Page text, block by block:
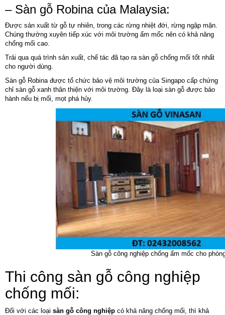
– Sàn gỗ Robina của Malaysia:
Được sản xuất từ gỗ tự nhiên, trong các rừng nhiệt đới, rừng ngập mặn.
Chúng thường xuyên tiếp xúc với môi trường ẩm mốc nên có khả năng
chống mối cao.
Trải qua quá trình sản xuất, chế tác đã tạo ra sàn gỗ chống mối tốt nhất
cho người dùng.
Sàn gỗ Robina được tổ chức bảo vệ môi trường của Singapo cấp chứng
chỉ sàn gỗ xanh thân thiện với môi trường. Đây là loại sàn gỗ được bảo
hành nếu bị mối, mọt phá hủy.
Sàn gỗ công nghiệp chống ẩm mốc cho
Thi công sàn gỗ công nghiệp
chống mối:
Đối với các loại sàn gỗ công nghiệp có khả năng chống mối, thì khả